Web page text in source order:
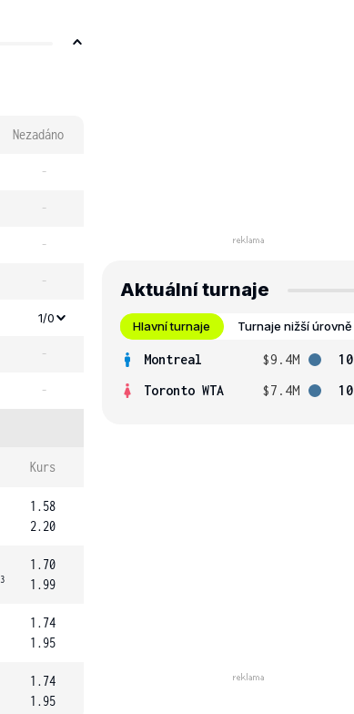
Nezadáno
-
-
-
-
1/0
-
-
Kurs
1.58
2.20
3
1.70
1.99
1.74
1.95
1.74
1.95
Aktuální turnaje
Hlavní turnaje Turnaje nižší úrovně
Montreal $9.4M
10
Toronto WTA
$7.4M 10